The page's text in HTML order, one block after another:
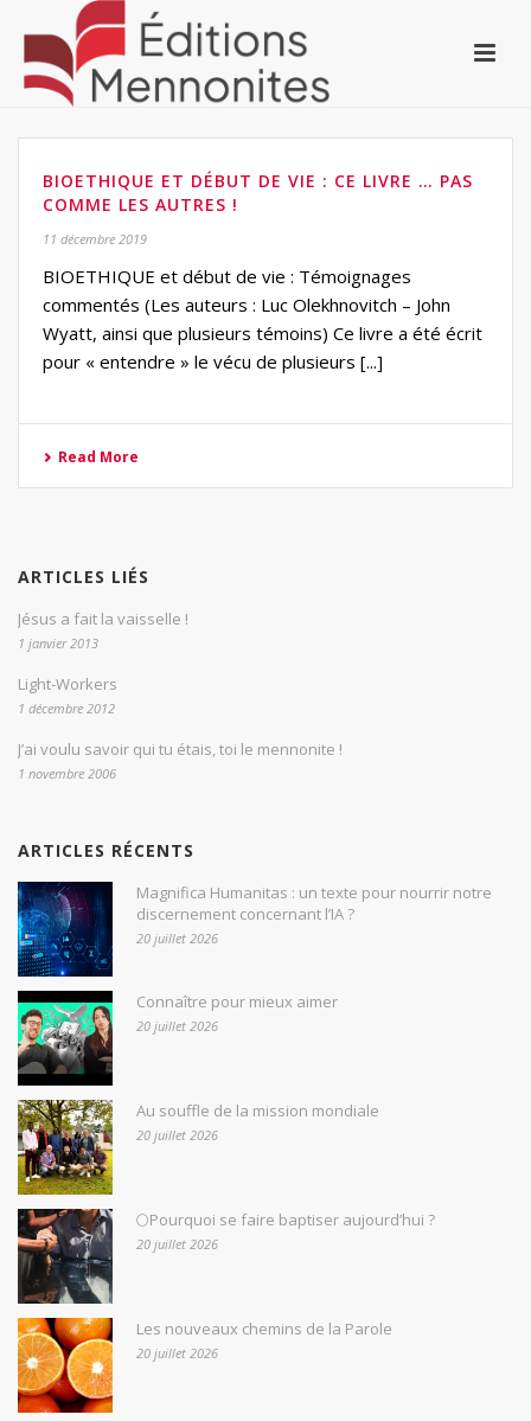
BIOETHIQUE ET DÉBUT DE VIE : CE LIVRE … PAS
COMME LES AUTRES !
11 décembre 2019
BIOETHIQUE et début de vie : Témoignages
commentés (Les auteurs : Luc Olekhnovitch – John
Wyatt, ainsi que plusieurs témoins) Ce livre a été écrit
pour « entendre » le vécu de plusieurs [...]
Read More
ARTICLES LIÉS
Jésus a fait la vaisselle !
1 janvier 2013
Light-Workers
1 décembre 2012
J’ai voulu savoir qui tu étais, toi le mennonite !
1 novembre 2006
ARTICLES RÉCENTS
Magnifica Humanitas : un texte pour nourrir notre
discernement concernant l’IA ?
20 juillet 2026
Connaître pour mieux aimer
20 juillet 2026
Au souffle de la mission mondiale
20 juillet 2026
🌕Pourquoi se faire baptiser aujourd’hui ?
20 juillet 2026
Les nouveaux chemins de la Parole
20 juillet 2026